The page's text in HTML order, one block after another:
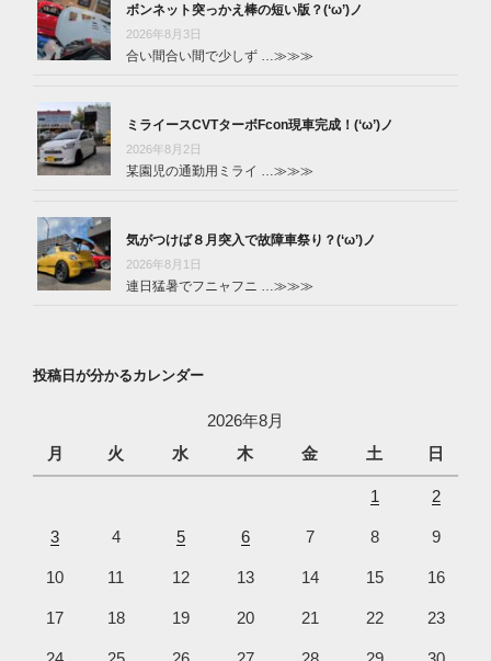
ボンネット突っかえ棒の短い版？(‘ω’)ノ
2026年8月3日
合い間合い間で少しず … ≫≫≫
ミライースCVTターボFcon現車完成！(‘ω’)ノ
2026年8月2日
某園児の通勤用ミライ … ≫≫≫
気がつけば８月突入で故障車祭り？(‘ω’)ノ
2026年8月1日
連日猛暑でフニャフニ … ≫≫≫
投稿日が分かるカレンダー
2026年8月
月
火 水 木 金 土 日
1 2
3 4 5 6 7 8 9
10 11 12 13 14 15 16
17 18 19 20 21 22 23